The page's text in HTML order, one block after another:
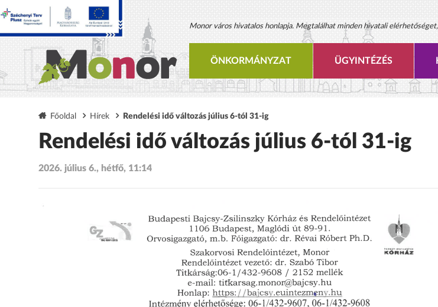
Monor város hivatalos honlapja. Megtalálhat minden hivatali
ÖNKORMÁNYZAT ÜGYINTÉZÉS
Főoldal Hírek Rendelési idő változás július 6-tól 31-ig
Rendelési idő változás július 6-tól 31-ig
2026. július 6., hétfő, 11:14